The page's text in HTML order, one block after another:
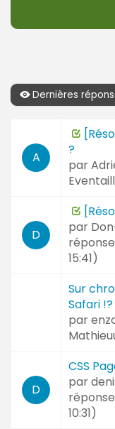
Dernières
réponses
et
Auteur
A
?
par
D
par
réponse
15:41)
Sur
Safari !?
par
D
CSS
par
réponse
10:31)